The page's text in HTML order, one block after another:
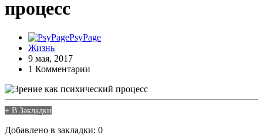
процесс
PsyPage
Жизнь
9 мая, 2017
1 Комментарии
+ В Закладки
Добавлено в закладки: 0